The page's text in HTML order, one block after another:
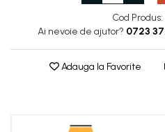
Inele semicoloane
Trunchiuri semicoloane
Panouri decorative
Cod Produs:
Ai nevoie de ajutor? 0723
Adauga la Favorite